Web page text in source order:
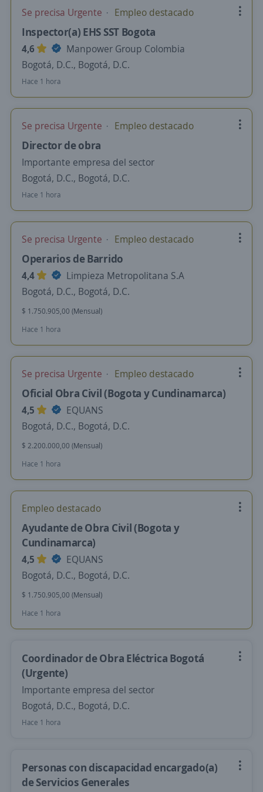
Se precisa Urgente Empleo destacado
Inspector(a) EHS SST Bogota
4,6
Manpower Group Colombia
Bogotá, D.C., Bogotá, D.C.
Hace 1 hora
Se precisa Urgente Empleo destacado
Director de obra
Importante empresa del sector
Bogotá, D.C., Bogotá, D.C.
Hace 1 hora
Se precisa Urgente Empleo destacado
Operarios de Barrido
4,4
Limpieza Metropolitana S.A
Bogotá, D.C., Bogotá, D.C.
$ 1.750.905,00 (Mensual)
Hace 1 hora
Se precisa Urgente Empleo destacado
Oficial Obra Civil (Bogota y Cundinamarca)
4,5
EQUANS
Bogotá, D.C., Bogotá, D.C.
$ 2.200.000,00 (Mensual)
Hace 1 hora
Empleo destacado
Ayudante de Obra Civil (Bogota y
Cundinamarca)
4,5
EQUANS
Bogotá, D.C., Bogotá, D.C.
$ 1.750.905,00 (Mensual)
Hace 1 hora
Coordinador de Obra Eléctrica Bogotá
(Urgente)
Importante empresa del sector
Bogotá, D.C., Bogotá, D.C.
Hace 1 hora
Personas con discapacidad encargado(a)
de Servicios Generales